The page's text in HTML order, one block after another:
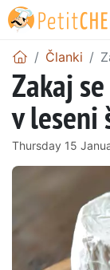
Članki
Zakaj
v leseni
Thursday 15